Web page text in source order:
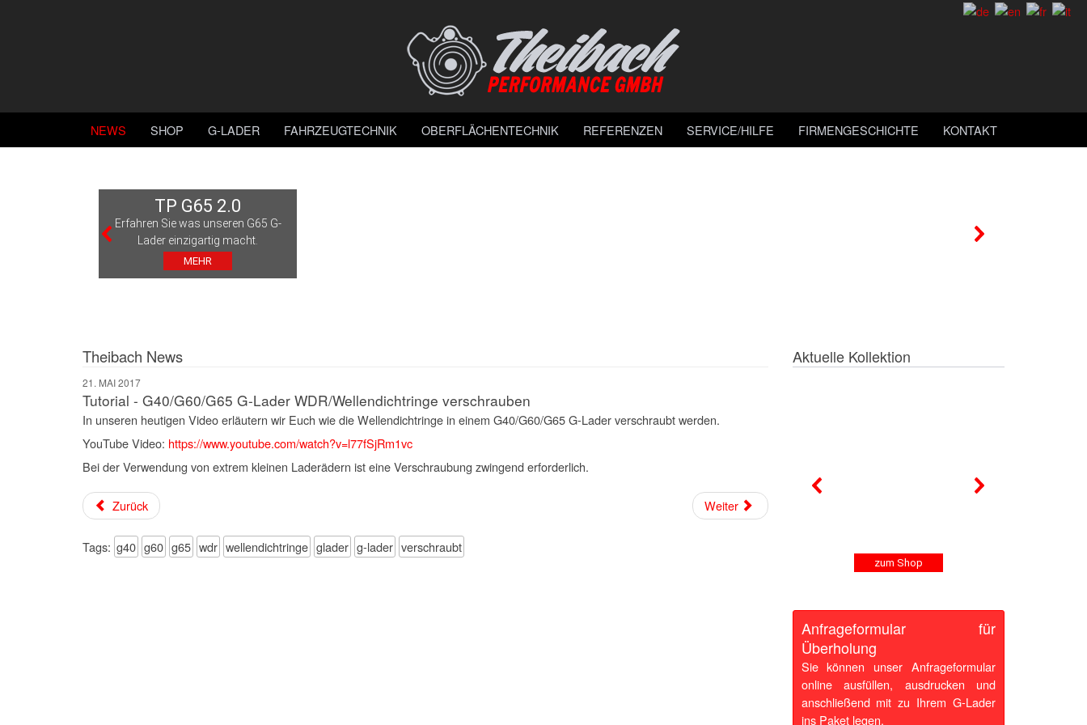
NEWS SHOP G-LADER FAHRZEUGTECHNIK OBERFLÄCHENTECHNIK REFERENZEN SERVICE/HILFE FIRMENGESCHICHTE KONTAKT
TP G65 2.0
Erfahren Sie was unseren G65 G-
Lader einzigartig macht.
MEHR
Theibach News
21. MAI 2017
Tutorial - G40/G60/G65 G-Lader WDR/Wellendichtringe verschrauben
In unseren heutigen Video erläutern wir Euch wie die Wellendichtringe in einem G40/G60/G65 G-Lader verschraubt werden.
YouTube Video: https://www.youtube.com/watch?v=l77fSjRm1vc
Bei der Verwendung von extrem kleinen Laderädern ist eine Verschraubung zwingend erforderlich.
Zurück Weiter
Tags: g40 g60 g65 wdr wellendichtringe glader g-lader verschraubt
Aktuelle Kollektion
zum Shop
Anfrageformular für
Überholung
Sie können unser Anfrageformular
online ausfüllen, ausdrucken und
anschließend mit zu Ihrem G-Lader
ins Paket legen.